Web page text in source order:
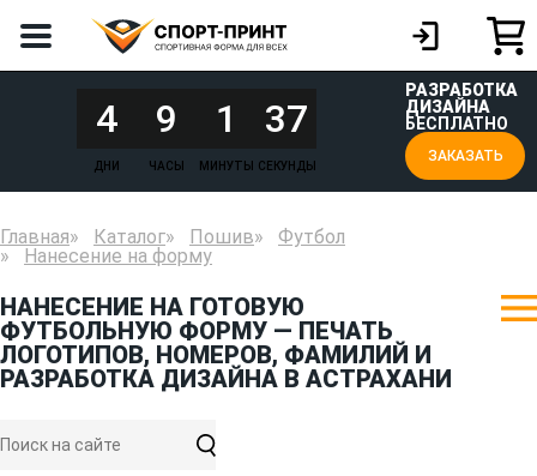
4
ДНИ
9
ЧАСЫ
1
МИНУТЫ
37
СЕКУНДЫ
РАЗРАБОТКА
ДИЗАЙНА
БЕСПЛАТНО
ЗАКАЗАТЬ
Главная Каталог Пошив
Футбол
Нанесение на форму
НАНЕСЕНИЕ НА ГОТОВУЮ
ФУТБОЛЬНУЮ ФОРМУ — ПЕЧАТЬ
ЛОГОТИПОВ, НОМЕРОВ, ФАМИЛИЙ И
РАЗРАБОТКА ДИЗАЙНА В АСТРАХАНИ